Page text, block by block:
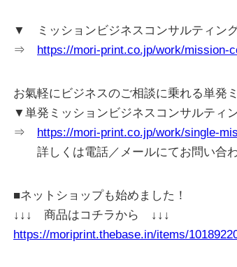
▼ ミッションビジネスコンサルティン
⇒ https://mori-print.co.jp/work/mission-
お氣軽にビジネスのご相談に乗れる単発
▼単発ミッションビジネスコンサルティ
⇒ https://mori-print.co.jp/work/single-
詳しくは電話／メールにてお問い合わ
■ネットショップも始めました！
↓↓↓ 商品はコチラから ↓↓↓
https://moriprint.thebase.in/items/